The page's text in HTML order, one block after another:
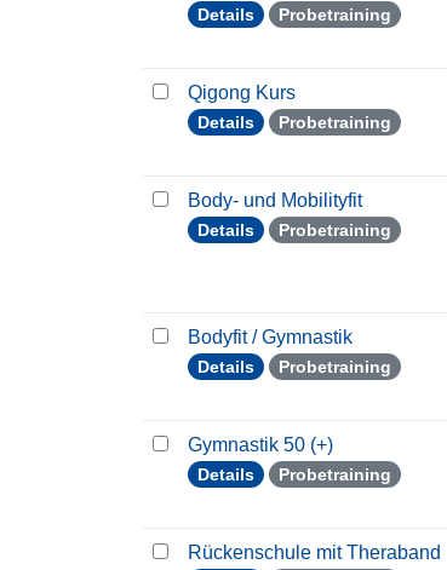
Details Probetraining
Qigong Kurs
Details Probetraining
Body- und Mobilityfit
Details Probetraining
Bodyfit / Gymnastik
Details Probetraining
Gymnastik 50 (+)
Details Probetraining
Rückenschule mit Theraband